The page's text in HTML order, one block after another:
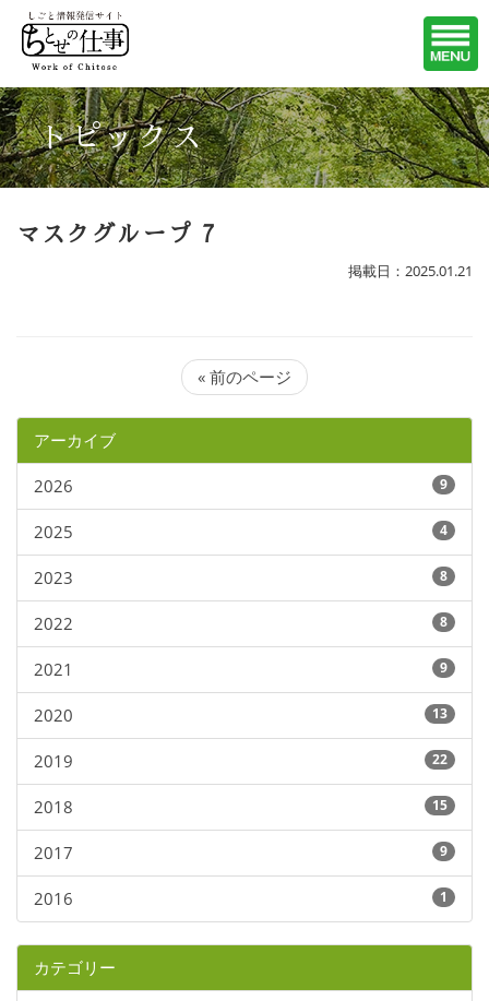
トピックス
マスクグループ 7
掲載日：2025.01.21
« 前のページ
アーカイブ
2026 9
2025 4
2023 8
2022 8
2021 9
2020 13
2019 22
2018 15
2017 9
2016 1
カテゴリー